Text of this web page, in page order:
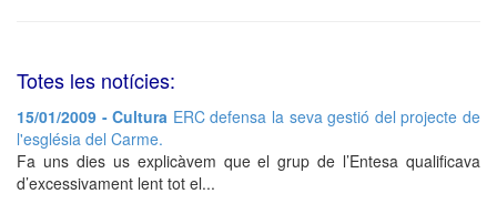
Totes les notícies:
15/01/2009 - Cultura ERC defensa la seva gestió del projecte de
l'església del Carme.
Fa uns dies us explicàvem que el grup de l’Entesa qualificava
d’excessivament lent tot el...